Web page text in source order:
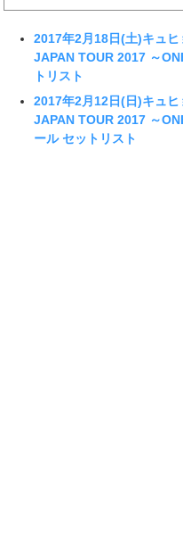
2017年2月18日(土)キュ
JAPAN TOUR 2017 ～
トリスト
2017年2月12日(日)キュ
JAPAN TOUR 2017 ～
ール セットリスト